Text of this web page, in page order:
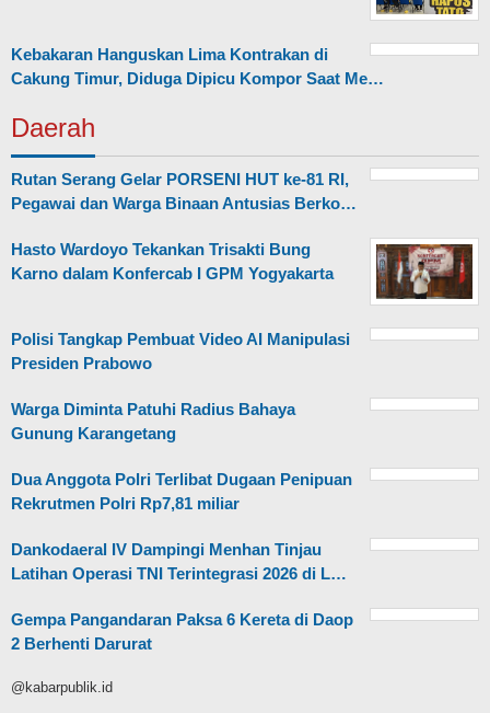
Kebakaran Hanguskan Lima Kontrakan di
Cakung Timur, Diduga Dipicu Kompor Saat Me…
Daerah
Rutan Serang Gelar PORSENI HUT ke-81 RI,
Pegawai dan Warga Binaan Antusias Berko…
Hasto Wardoyo Tekankan Trisakti Bung
Karno dalam Konfercab I GPM Yogyakarta
Polisi Tangkap Pembuat Video AI Manipulasi
Presiden Prabowo
Warga Diminta Patuhi Radius Bahaya
Gunung Karangetang
Dua Anggota Polri Terlibat Dugaan Penipuan
Rekrutmen Polri Rp7,81 miliar
Dankodaeral IV Dampingi Menhan Tinjau
Latihan Operasi TNI Terintegrasi 2026 di L…
Gempa Pangandaran Paksa 6 Kereta di Daop
2 Berhenti Darurat
@kabarpublik.id